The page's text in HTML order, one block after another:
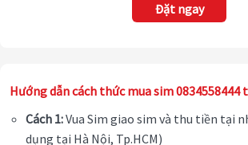
Đặt ngay
Hướng dẫn cách thức mua sim 0834558444
Cách 1:Vua Sim giao sim và thu tiền tại
dụng tại Hà Nội, Tp.HCM)